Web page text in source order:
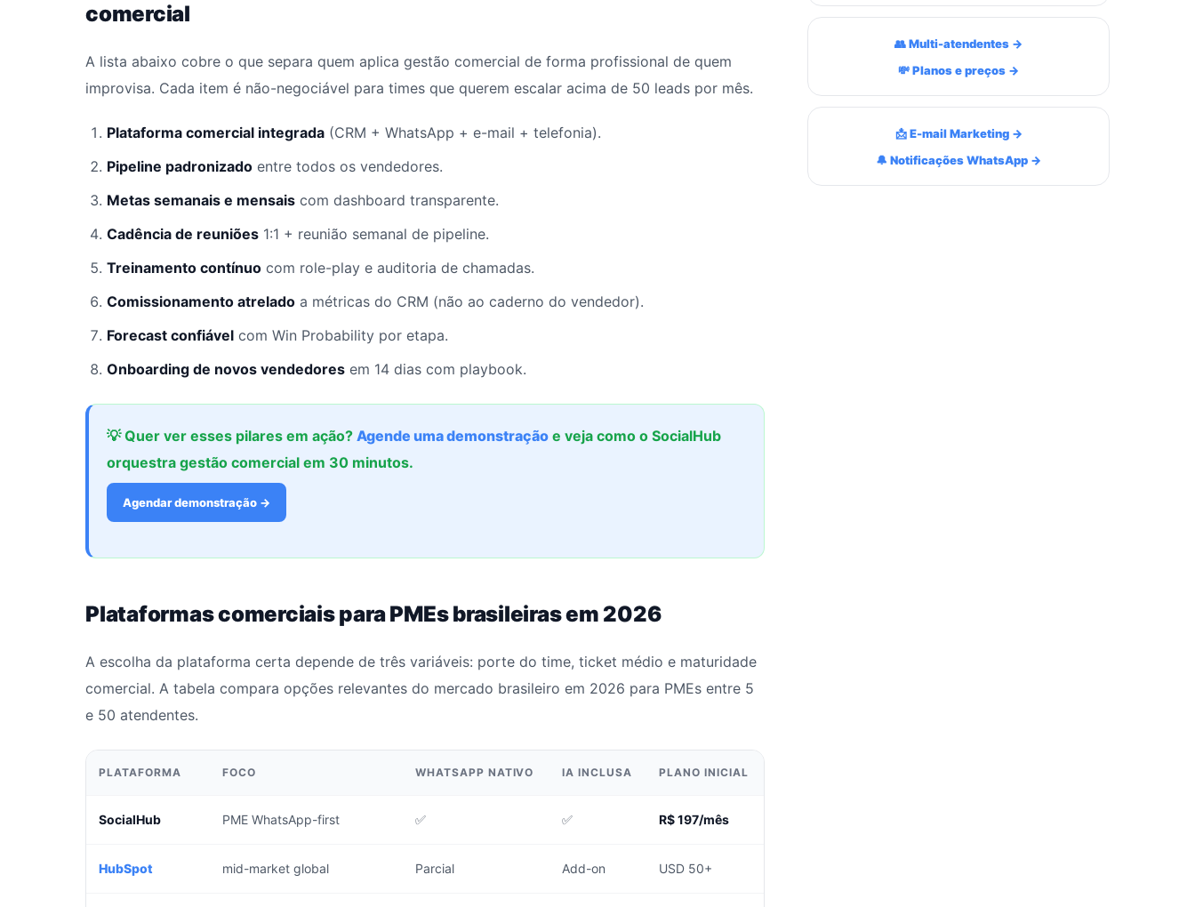
comercial
A lista abaixo cobre o que separa quem aplica gestão comercial de forma profissional de quem
improvisa. Cada item é não-negociável para times que querem escalar acima de 50 leads por mês.
Plataforma comercial integrada (CRM + WhatsApp + e-mail + telefonia).
Pipeline padronizado entre todos os vendedores.
Metas semanais e mensais com dashboard transparente.
Cadência de reuniões 1:1 + reunião semanal de pipeline.
Treinamento contínuo com role-play e auditoria de chamadas.
Comissionamento atrelado a métricas do CRM (não ao caderno do vendedor).
Forecast confiável com Win Probability por etapa.
Onboarding de novos vendedores em 14 dias com playbook.
💡 Quer ver esses pilares em ação? Agende uma demonstração e veja como o SocialHub
orquestra gestão comercial em 30 minutos.
Agendar demonstração →
Plataformas comerciais para PMEs brasileiras em 2026
A escolha da plataforma certa depende de três variáveis: porte do time, ticket médio e maturidade
comercial. A tabela compara opções relevantes do mercado brasileiro em 2026 para PMEs entre 5
e 50 atendentes.
PLATAFORMA FOCO WHATSAPP NATIVO IA INCLUSA PLANO INICIAL
SocialHub PME WhatsApp-first ✅ ✅ R$ 197/mês
HubSpot mid-market global Parcial Add-on USD 50+
👥 Multi-atendentes →
💸 Planos e preços →
📩 E-mail Marketing →
🔔 Notificações WhatsApp →